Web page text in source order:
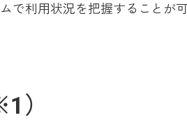
で利用状況を把握することが
）